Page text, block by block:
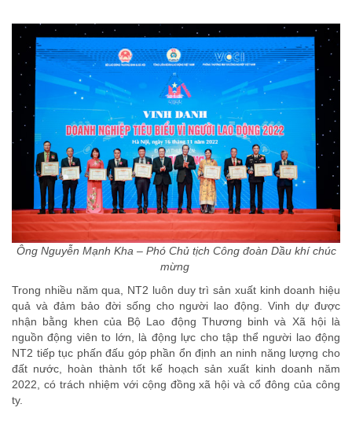
Ông Nguyễn Mạnh Kha – Phó Chủ tịch Công đoàn Dầu khí chúc
mừng
Trong nhiều năm qua, NT2 luôn duy trì sản xuất kinh doanh hiệu
quả và đảm bảo đời sống cho người lao động. Vinh dự được
nhận bằng khen của Bộ Lao động Thương binh và Xã hội là
nguồn động viên to lớn, là động lực cho tập thể người lao động
NT2 tiếp tục phấn đấu góp phần ổn định an ninh năng lượng cho
đất nước, hoàn thành tốt kế hoạch sản xuất kinh doanh năm
2022, có trách nhiệm với cộng đồng xã hội và cổ đông của công
ty.